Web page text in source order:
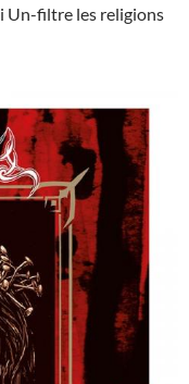
Un-filtre les religions